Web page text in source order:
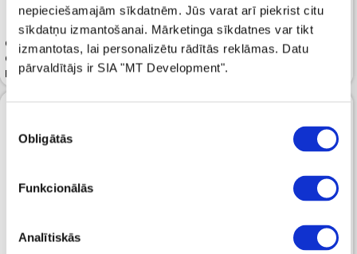
nepieciešamajām sīkdatnēm. Jūs varat arī piekrist citu
sīkdatņu izmantošanai. Mārketinga sīkdatnes var tikt
izmantotas, lai personalizētu rādītās reklāmas. Datu
pārvaldītājs ir SIA "MT Development".
izvēle
Obligātās
Funkcionālās
Analītiskās
Ceļojumu kosmētikas soma
CALVIN KLEIN Essential Black
Rubberized
219.99
Refined Weekender Black